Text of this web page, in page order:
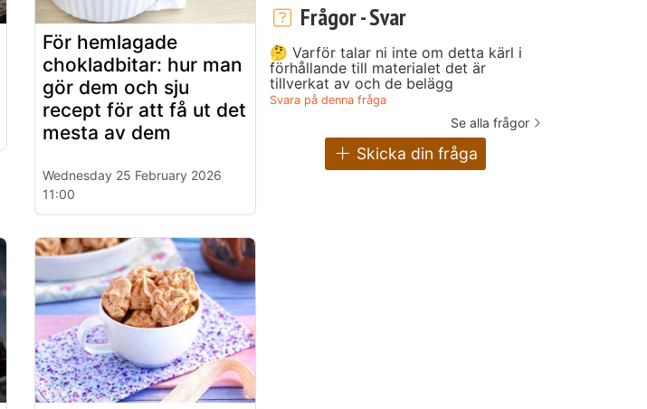
För hemlagade
chokladbitar: hur man
gör dem och sju
recept för att få ut det
mesta av dem
Wednesday 25 February 2026
11:00
Frågor - Svar
🤔 Varför talar ni inte om detta kärl i
förhållande till materialet det är
tillverkat av och de belägg
Svara på denna fråga
Se alla frågor
Skicka din fråga